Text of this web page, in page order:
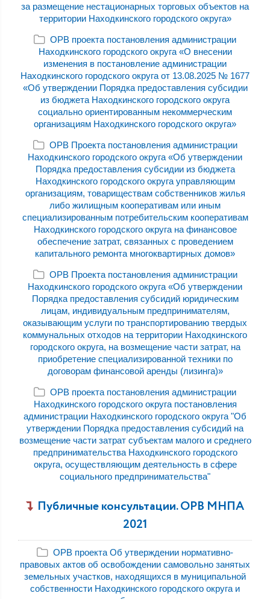
за размещение нестационарных торговых объектов на
территории Находкинского городского округа»
ОРВ проекта постановления администрации
Находкинского городского округа «О внесении
изменения в постановление администрации
Находкинского городского округа от 13.08.2025 № 1677
«Об утверждении Порядка предоставления субсидии
из бюджета Находкинского городского округа
социально ориентированным некоммерческим
организациям Находкинского городского округа»
ОРВ Проекта постановления администрации
Находкинского городского округа «Об утверждении
Порядка предоставления субсидии из бюджета
Находкинского городского округа управляющим
организациям, товариществам собственников жилья
либо жилищным кооперативам или иным
специализированным потребительским кооперативам
Находкинского городского округа на финансовое
обеспечение затрат, связанных с проведением
капитального ремонта многоквартирных домов»
ОРВ Проекта постановления администрации
Находкинского городского округа «Об утверждении
Порядка предоставления субсидий юридическим
лицам, индивидуальным предпринимателям,
оказывающим услуги по транспортированию твердых
коммунальных отходов на территории Находкинского
городского округа, на возмещение части затрат, на
приобретение специализированной техники по
договорам финансовой аренды (лизинга)»
ОРВ проекта постановления администрации
Находкинского городского округа постановления
администрации Находкинского городского округа "Об
утверждении Порядка предоставления субсидий на
возмещение части затрат субъектам малого и среднего
предпринимательства Находкинского городского
округа, осуществляющим деятельность в сфере
социального предпринимательства"
Публичные консультации. ОРВ МНПА
2021
ОРВ проекта Об утверждении нормативно-
правовых актов об освобождении самовольно занятых
земельных участков, находящихся в муниципальной
собственности Находкинского городского округа и